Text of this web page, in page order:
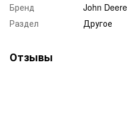
Бренд
John Deere
Раздел
Другое
Отзывы